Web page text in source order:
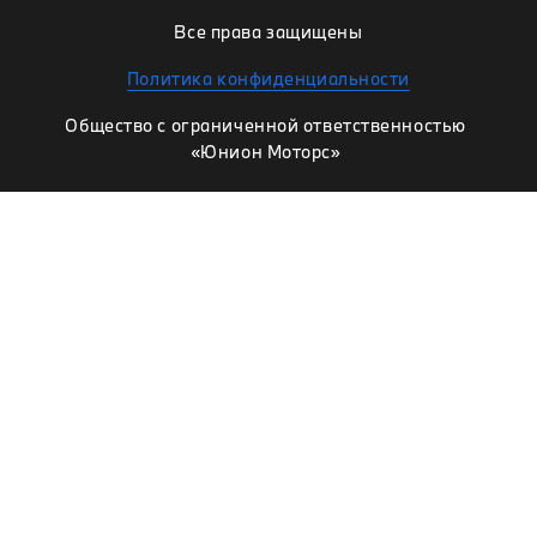
Все права защищены
Политика конфиденциальности
Общество с ограниченной ответственностью
«Юнион Моторс»